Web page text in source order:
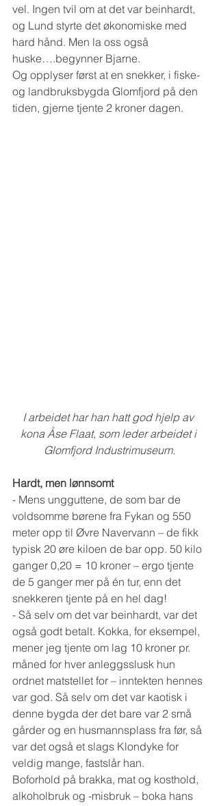
vel. Ingen tvil om at det var beinhardt,
og Lund styrte det økonomiske med
hard hånd. Men la oss også
huske….begynner Bjarne.
Og opplyser først at en snekker, i fiske-
og landbruksbygda Glomfjord på den
tiden, gjerne tjente 2 kroner dagen.
I arbeidet har han hatt god hjelp av
kona Åse Flaat, som leder arbeidet i
Glomfjord Industrimuseum.
Hardt, men lønnsomt
- Mens ungguttene, de som bar de
voldsomme børene fra Fykan og 550
meter opp til Øvre Navervann – de fikk
typisk 20 øre kiloen de bar opp. 50 kilo
ganger 0,20 = 10 kroner – ergo tjente
de 5 ganger mer på én tur, enn det
snekkeren tjente på en hel dag!
- Så selv om det var beinhardt, var det
også godt betalt. Kokka, for eksempel,
mener jeg tjente om lag 10 kroner pr.
måned for hver anleggsslusk hun
ordnet matstellet for – inntekten hennes
var god. Så selv om det var kaotisk i
denne bygda der det bare var 2 små
gårder og en husmannsplass fra før, så
var det også et slags Klondyke for
veldig mange, fastslår han.
Boforhold på brakka, mat og kosthold,
alkoholbruk og -misbruk – boka hans